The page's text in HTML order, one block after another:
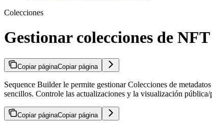
Colecciones
Gestionar colecciones de
Copiar páginaCopiar página
Sequence Builder le permite gestionar Colecciones de
sencillos. Controle las actualizaciones y la visualización
Copiar páginaCopiar página